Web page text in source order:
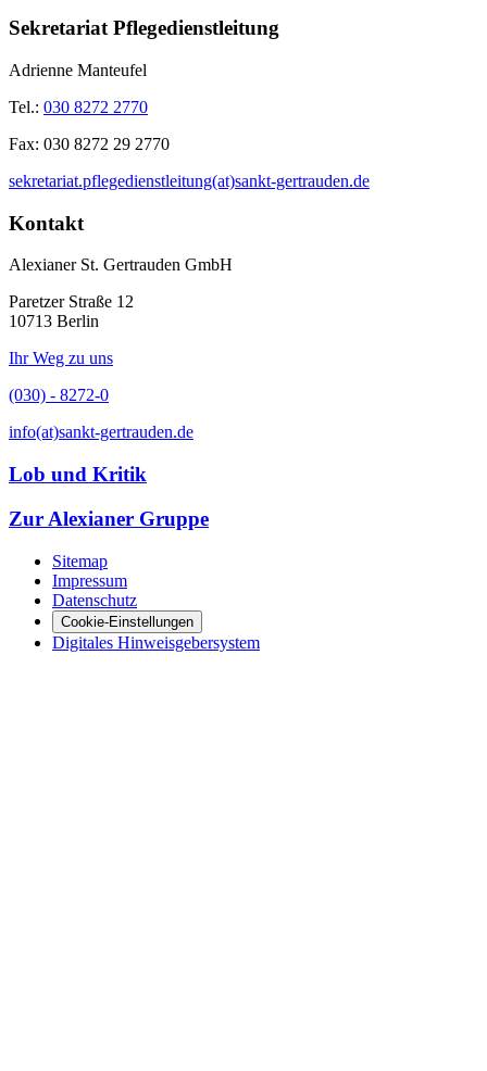
Sekretariat Pflegedienstleitung
Adrienne Manteufel
Tel.: 030 8272 2770
Fax: 030 8272 29 2770
sekretariat.pflegedienstleitung(at)sankt-gertrauden.de
Kontakt
Alexianer St. Gertrauden GmbH
Paretzer Straße 12
10713 Berlin
Ihr Weg zu uns
(030) - 8272-0
info(at)sankt-gertrauden.de
Lob und Kritik
Zur Alexianer Gruppe
Sitemap
Impressum
Datenschutz
Cookie-Einstellungen
Digitales Hinweisgebersystem